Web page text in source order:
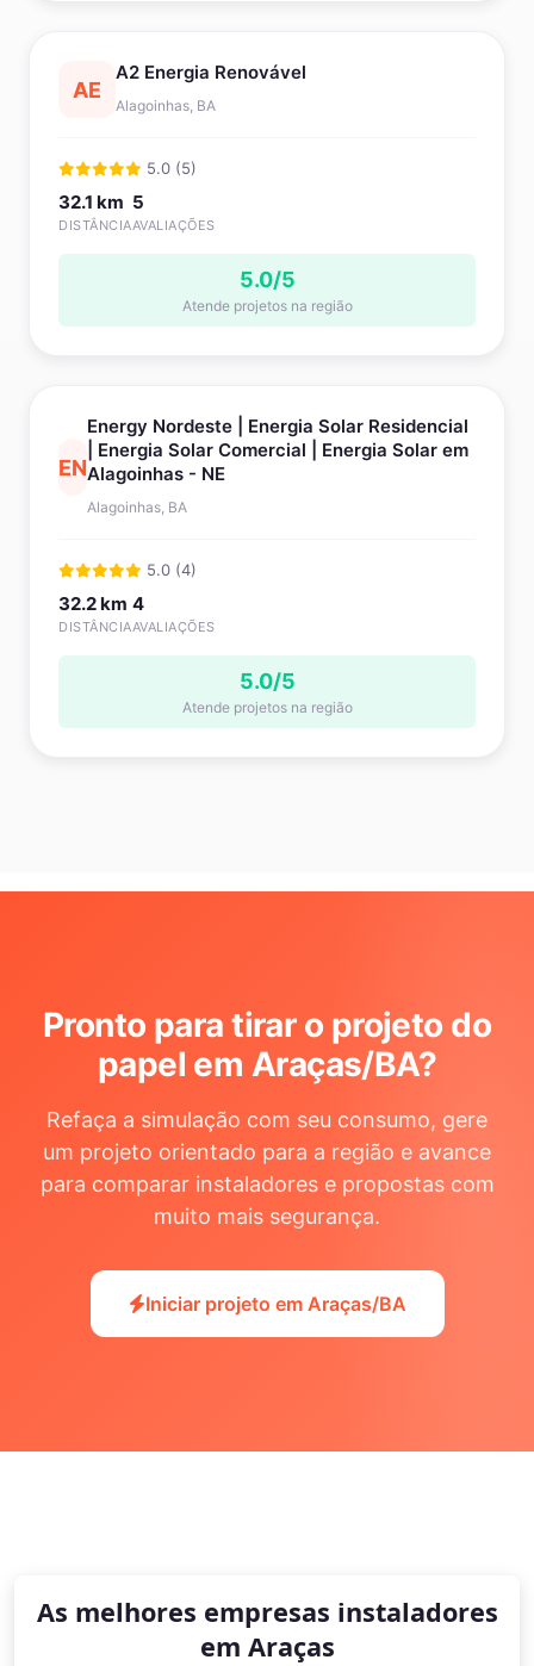
AE
A2 Energia Renovável
Alagoinhas, BA
5.0 (5)
32.1 km
DISTÂNCIA
5
AVALIAÇÕES
5.0/5
Atende projetos na região
EN
Energy Nordeste | Energia Solar Residencial
| Energia Solar Comercial | Energia Solar em
Alagoinhas - NE
Alagoinhas, BA
5.0 (4)
32.2 km
DISTÂNCIA
4
AVALIAÇÕES
5.0/5
Atende projetos na região
Pronto para tirar o projeto do
papel em Araças/BA?
Refaça a simulação com seu consumo, gere
um projeto orientado para a região e avance
para comparar instaladores e propostas com
muito mais segurança.
Iniciar projeto em Araças/BA
As melhores empresas instaladores
em Araças